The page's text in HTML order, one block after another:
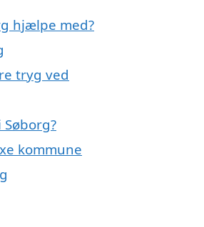
hjælpe med?
tryg ved
kommune